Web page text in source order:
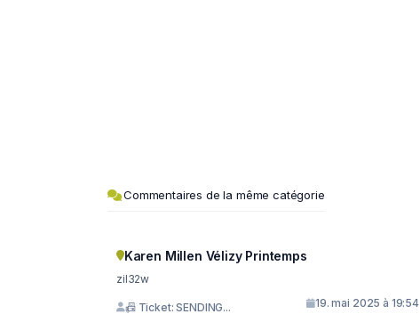
Commentaires de la même catégorie
Karen Millen Vélizy Printemps
zil32w
📠 Ticket: SENDING... 19. mai 2025 à 19:54